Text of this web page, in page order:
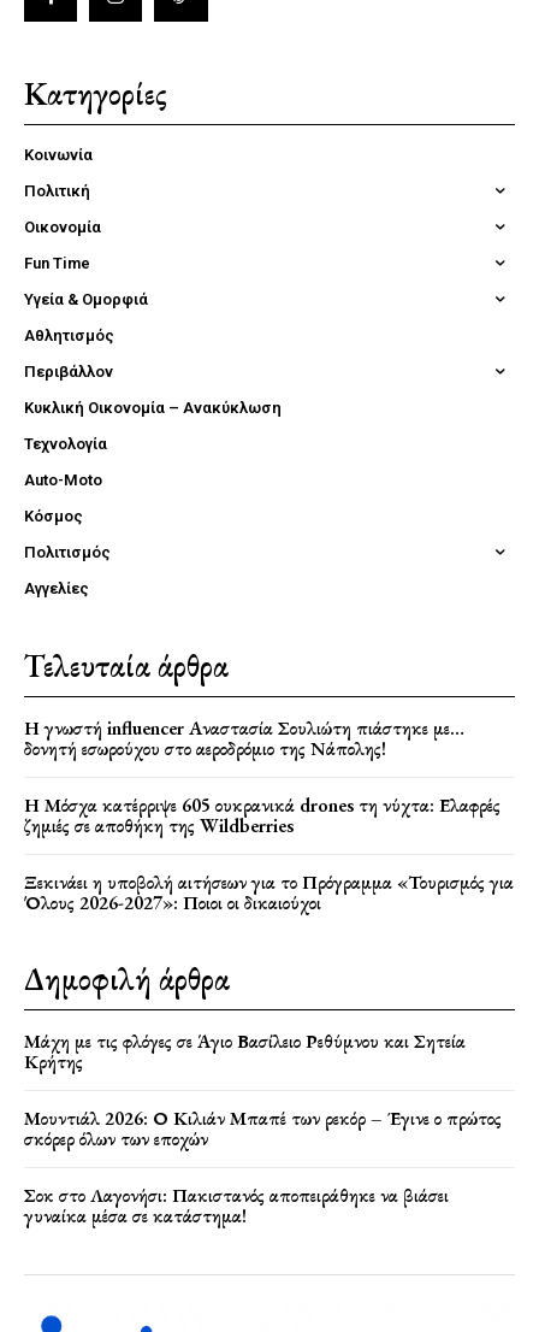
Κατηγορίες
Κοινωνία
Πολιτική
Οικονομία
Fun Time
Υγεία & Ομορφιά
Αθλητισμός
Περιβάλλον
Κυκλική Οικονομία – Ανακύκλωση
Τεχνολογία
Auto-Moto
Κόσμος
Πολιτισμός
Αγγελίες
Τελευταία άρθρα
Η γνωστή influencer Αναστασία Σουλιώτη πιάστηκε με…
δονητή εσωρούχου στο αεροδρόμιο της Νάπολης!
Η Μόσχα κατέρριψε 605 ουκρανικά drones τη νύχτα: Ελαφρές
ζημιές σε αποθήκη της Wildberries
Ξεκινάει η υποβολή αιτήσεων για το Πρόγραμμα «Τουρισμός για
Όλους 2026-2027»: Ποιοι οι δικαιούχοι
Δημοφιλή άρθρα
Μάχη με τις φλόγες σε Άγιο Βασίλειο Ρεθύμνου και Σητεία
Κρήτης
Μουντιάλ 2026: Ο Κιλιάν Μπαπέ των ρεκόρ – Έγινε ο πρώτος
σκόρερ όλων των εποχών
Σοκ στο Λαγονήσι: Πακιστανός αποπειράθηκε να βιάσει
γυναίκα μέσα σε κατάστημα!